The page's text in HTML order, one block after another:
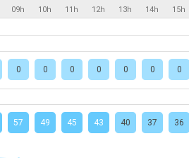
09h 10h 11h 12h 13h 14h 15h
0 0 0 0 0 0 0
57 49 45 43 40 37 36